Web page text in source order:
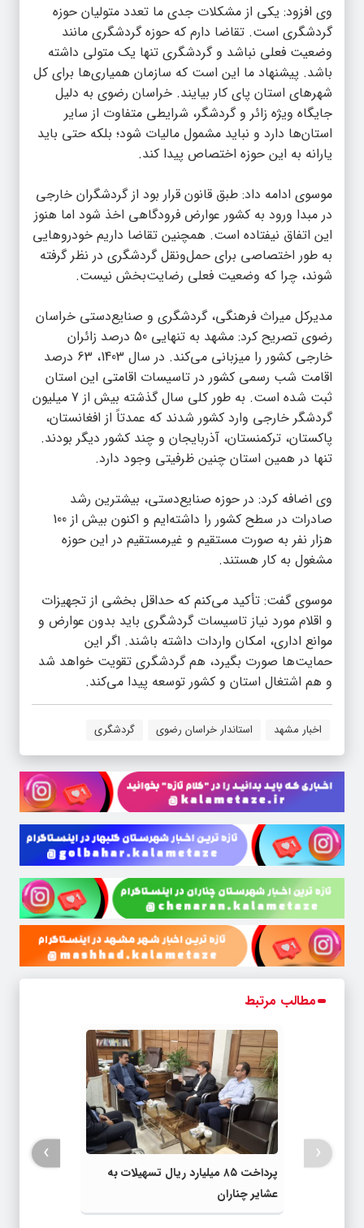
وی افزود: یکی از مشکلات جدی ما تعدد متولیان حوزه
گردشگری است. تقاضا دارم که حوزه گردشگری مانند
وضعیت فعلی نباشد و گردشگری تنها یک متولی داشته
باشد. پیشنهاد ما این است که سازمان همیاری‌ها برای کل
شهرهای استان پای کار بیایند. خراسان رضوی به دلیل
جایگاه ویژه زائر و گردشگر، شرایطی متفاوت از سایر
استان‌ها دارد و نباید مشمول مالیات شود؛ بلکه حتی باید
یارانه به این حوزه اختصاص پیدا کند.
موسوی ادامه داد: طبق قانون قرار بود از گردشگران خارجی
در مبدا ورود به کشور عوارض فرودگاهی اخذ شود اما هنوز
این اتفاق نیفتاده است. همچنین تقاضا داریم خودروهایی
به طور اختصاصی برای حمل‌ونقل گردشگری در نظر گرفته
شوند، چرا که وضعیت فعلی رضایت‌بخش نیست.
مدیرکل میراث فرهنگی، گردشگری و صنایع‌دستی خراسان
رضوی تصریح کرد: مشهد به تنهایی 50 درصد زائران
خارجی کشور را میزبانی می‌کند. در سال 1403، 63 درصد
اقامت شب رسمی کشور در تاسیسات اقامتی این استان
ثبت شده است. به طور کلی سال گذشته بیش از 7 میلیون
گردشگر خارجی وارد کشور شدند که عمدتاً از افغانستان،
پاکستان، ترکمنستان، آذربایجان و چند کشور دیگر بودند.
تنها در همین استان چنین ظرفیتی وجود دارد.
وی اضافه کرد: در حوزه صنایع‌دستی، بیشترین رشد
صادرات در سطح کشور را داشته‌ایم و اکنون بیش از 100
هزار نفر به صورت مستقیم و غیرمستقیم در این حوزه
مشغول به کار هستند.
موسوی گفت: تأکید می‌کنم که حداقل بخشی از تجهیزات
و اقلام مورد نیاز تاسیسات گردشگری باید بدون عوارض و
موانع اداری، امکان واردات داشته باشند. اگر این
حمایت‌ها صورت بگیرد، هم گردشگری تقویت خواهد شد
و هم اشتغال استان و کشور توسعه پیدا می‌کند.
اخبار مشهد استاندار خراسان رضوی گردشگری
مطالب مرتبط
پرداخت ۸۵ میلیارد ریال تسهیلات به
عشایر چناران
‹
›